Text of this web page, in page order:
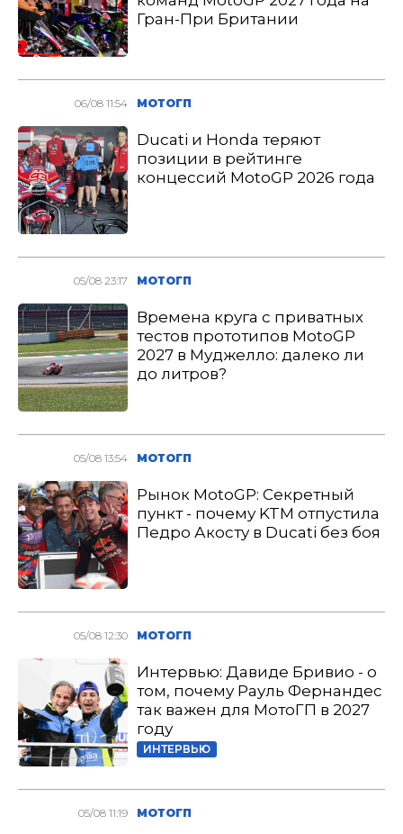
Гран-При Британии
06/08 11:54 МОТОГП
Ducati и Honda теряют
позиции в рейтинге
концессий MotoGP 2026 года
05/08 23:17 МОТОГП
Времена круга с приватных
тестов прототипов MotoGP
2027 в Муджелло: далеко ли
до литров?
05/08 13:54 МОТОГП
Рынок MotoGP: Секретный
пункт - почему KTM отпустила
Педро Акосту в Ducati без боя
05/08 12:30 МОТОГП
Интервью: Давиде Бривио - о
том, почему Рауль Фернандес
так важен для МотоГП в 2027
году
ИНТЕРВЬЮ
05/08 11:19 МОТОГП